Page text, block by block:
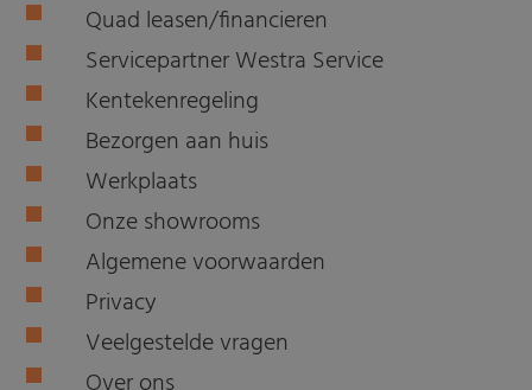
Quad leasen/financieren
Servicepartner Westra Service
Kentekenregeling
Bezorgen aan huis
Werkplaats
Onze showrooms
Algemene voorwaarden
Privacy
Veelgestelde vragen